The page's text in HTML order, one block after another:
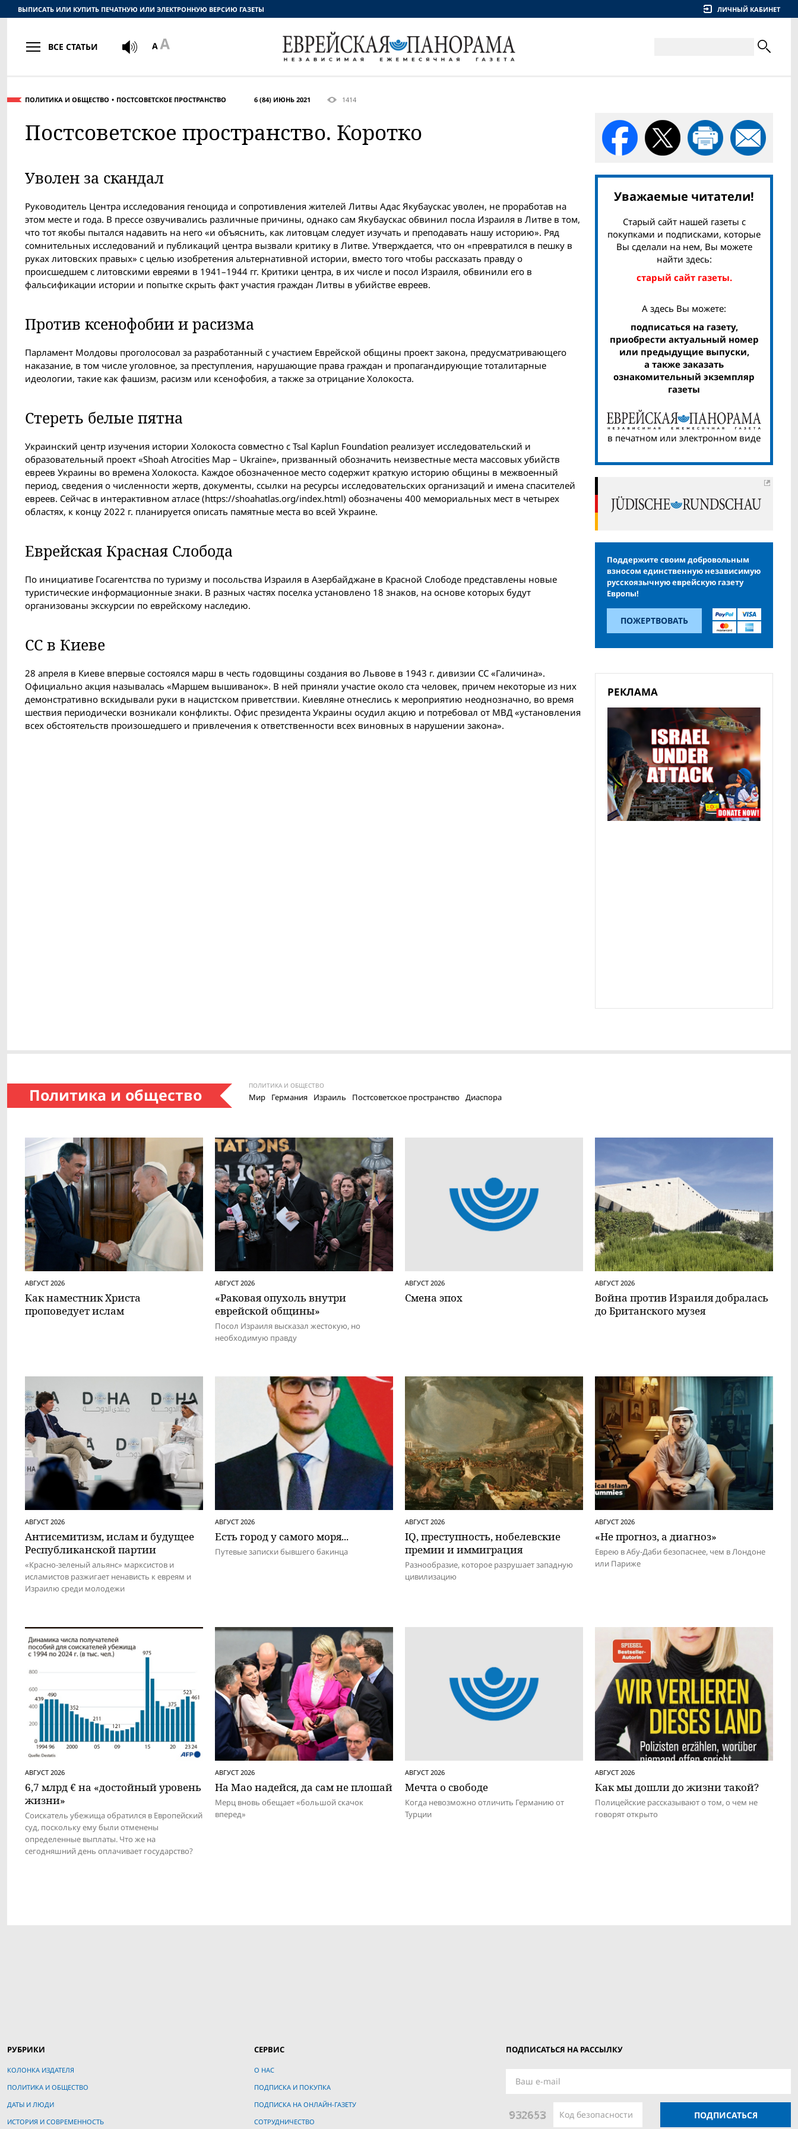
ПОЛИТИКА И ОБЩЕСТВО ПОСТСОВЕТСКОЕ ПРОСТРАНСТВО 6 (84) ИЮНЬ 2021 1414
Постсоветское пространство. Коротко
Уволен за скандал
Руководитель Центра исследования геноцида и сопротивления жителей Литвы Адас Якубаускас уволен, не проработав на
этом месте и года. В прессе озвучивались различные причины, однако сам Якубаускас обвинил посла Израиля в Литве в том,
что тот якобы пытался надавить на него «и объяснить, как литовцам следует изучать и преподавать нашу историю». Ряд
сомнительных исследований и публикаций центра вызвали критику в Литве. Утверждается, что он «превратился в пешку в
руках литовских правых» с целью изобретения альтернативной истории, вместо того чтобы рассказать правду о
происшедшем с литовскими евреями в 1941–1944 гг. Критики центра, в их числе и посол Израиля, обвинили его в
фальсификации истории и попытке скрыть факт участия граждан Литвы в убийстве евреев.
Против ксенофобии и расизма
Парламент Молдовы проголосовал за разработанный с участием Еврейской общины проект закона, предусматривающего
наказание, в том числе уголовное, за преступления, нарушающие права граждан и пропагандирующие тоталитарные
идеологии, такие как фашизм, расизм или ксенофобия, а также за отрицание Холокоста.
Стереть белые пятна
Украинский центр изучения истории Холокоста совместно с Tsal Kaplun Foundation реализует исследовательский и
образовательный проект «Shoah Atrocities Map – Ukraine», призванный обозначить неизвестные места массовых убийств
евреев Украины во времена Холокоста. Каждое обозначенное место содержит краткую историю общины в межвоенный
период, сведения о численности жертв, документы, ссылки на ресурсы исследовательских организаций и имена спасителей
евреев. Сейчас в интерактивном атласе (https://shoahatlas.org/index.html) обозначены 400 мемориальных мест в четырех
областях, к концу 2022 г. планируется описать памятные места во всей Украине.
Еврейская Красная Слобода
По инициативе Госагентства по туризму и посольства Израиля в Азербайджане в Красной Слободе представлены новые
туристические информационные знаки. В разных частях поселка установлено 18 знаков, на основе которых будут
организованы экскурсии по еврейскому наследию.
СС в Киеве
28 апреля в Киеве впервые состоялся марш в честь годовщины создания во Львове в 1943 г. дивизии СС «Галичина».
Официально акция называлась «Маршем вышиванок». В ней приняли участие около ста человек, причем некоторые из них
демонстративно вскидывали руки в нацистском приветствии. Киевляне отнеслись к мероприятию неоднозначно, во время
шествия периодически возникали конфликты. Офис президента Украины осудил акцию и потребовал от МВД «установления
всех обстоятельств произошедшего и привлечения к ответственности всех виновных в нарушении закона».
Уважаемые читатели!
Старый сайт нашей газеты с
покупками и подписками, которые
Вы сделали на нем, Вы можете
найти здесь:
старый сайт газеты.
А здесь Вы можете:
подписаться на газету,
приобрести актуальный номер
или предыдущие выпуски,
а также заказать
ознакомительный экземпляр
газеты
в печатном или электронном виде
Поддержите своим добровольным
взносом единственную независимую
русскоязычную еврейскую газету
Европы!
ПОЖЕРТВОВАТЬ
РЕКЛАМА
Политика и общество ПОЛИТИКА И ОБЩЕСТВО
Мир Германия Израиль Постсоветское пространство Диаспора
АВГУСТ 2026
Как наместник Христа
проповедует ислам
АВГУСТ 2026
«Раковая опухоль внутри
еврейской общины»
Посол Израиля высказал жестокую, но
необходимую правду
АВГУСТ 2026
Смена эпох
АВГУСТ 2026
Вой­на против Израиля добралась
до Британского музея
АВГУСТ 2026
Антисемитизм, ислам и будущее
Респуб­ликанской партии
«Красно-зеленый альянс» марксистов и
исламистов разжигает ненависть к евреям и
Израилю среди молодежи
АВГУСТ 2026
Есть город у самого моря...
Путевые записки бывшего бакинца
АВГУСТ 2026
IQ, преступность, нобелевские
премии и иммиграция
Разнообразие, которое разрушает западную
цивилизацию
АВГУСТ 2026
«Не прогноз, а диагноз»
Еврею в Абу-Даби безопаснее, чем в Лондоне
или Париже
АВГУСТ 2026
6,7 млрд € на «достойный уровень
жизни»
Соискатель убежища обратился в Европейский
суд, поскольку ему были отменены
определенные выплаты. Что же на
сегодняшний день оплачивает государство?
АВГУСТ 2026
На Мао надейся, да сам не плошай
Мерц вновь обещает «большой скачок
вперед»
АВГУСТ 2026
Мечта о свободе
Когда невозможно отличить Германию от
Турции
АВГУСТ 2026
Как мы дошли до жизни такой?
Полицейские рассказывают о том, о чем не
говорят открыто
ВЫПИСАТЬ ИЛИ КУПИТЬ ПЕЧАТНУЮ ИЛИ ЭЛЕКТРОННУЮ ВЕРСИЮ ГАЗЕТЫ ЛИЧНЫЙ КАБИНЕТ
ВСЕ СТАТЬИ
РУБРИКИ
КОЛОНКА ИЗДАТЕЛЯ
ПОЛИТИКА И ОБЩЕСТВО
ДАТЫ И ЛЮДИ
ИСТОРИЯ И СОВРЕМЕННОСТЬ
СЕРВИС
О НАС
ПОДПИСКА И ПОКУПКА
ПОДПИСКА НА ОНЛАЙН-ГАЗЕТУ
СОТРУДНИЧЕСТВО
ПОДПИСАТЬСЯ НА РАССЫЛКУ
ПОДПИСАТЬСЯ